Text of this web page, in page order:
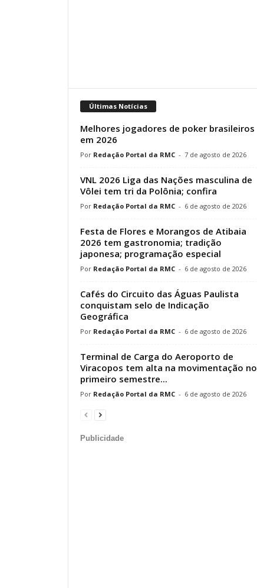
Últimas Notícias
Melhores jogadores de poker brasileiros
em 2026
Redação Portal da RMC - 7 de agosto de 2026
VNL 2026 Liga das Nações masculina de
Vôlei tem tri da Polônia; confira
Redação Portal da RMC - 6 de agosto de 2026
Festa de Flores e Morangos de Atibaia
2026 tem gastronomia; tradição
japonesa; programação especial
Redação Portal da RMC - 6 de agosto de 2026
Cafés do Circuito das Águas Paulista
conquistam selo de Indicação
Geográfica
Redação Portal da RMC - 6 de agosto de 2026
Terminal de Carga do Aeroporto de
Viracopos tem alta na movimentação no
primeiro semestre...
Redação Portal da RMC - 6 de agosto de 2026
Publicidade